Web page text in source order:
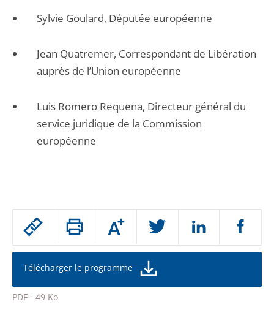
Passer
partage
de
l'article
pour
Augmenter
ou
la
de
police
Télécharger le programme
PDF - 49 Ko
Sylvie Goulard, Députée européenne
Jean Quatremer, Correspondant de Libération
auprès de l’Union européenne
Luis Romero Requena, Directeur général du
service juridique de la Commission
européenne